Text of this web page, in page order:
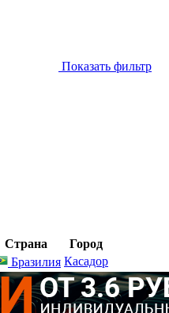
Показать фильтр
Страна
Город
Бразилия Касадор